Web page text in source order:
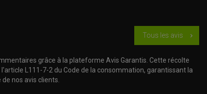
Tous les avis chevron_right
grâce à la plateforme Avis Garantis. Cette récolte
L111-7-2 du Code de la consommation, garantissant la
nos avis clients.